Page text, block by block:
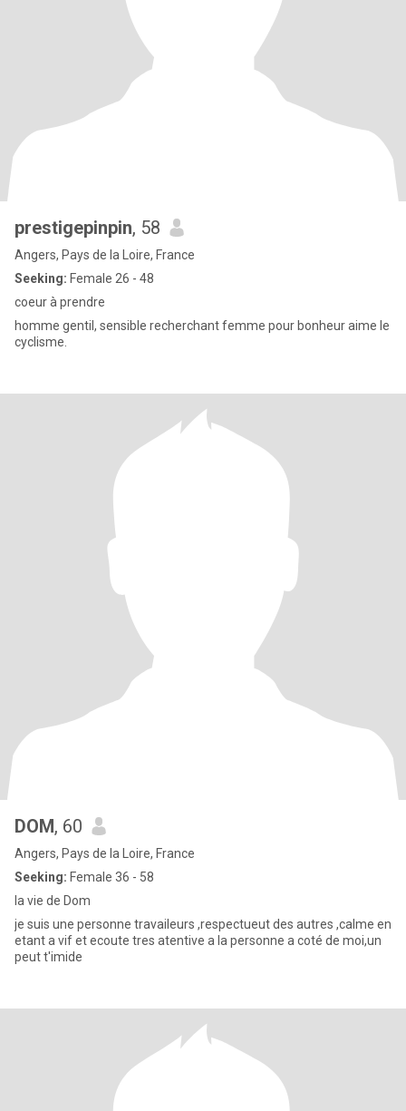
prestigepinpin, 58
Angers, Pays de la Loire, France
Seeking: Female 26 - 48
coeur à prendre
homme gentil, sensible recherchant femme pour bonheur aime le
cyclisme.
DOM, 60
Angers, Pays de la Loire, France
Seeking: Female 36 - 58
la vie de Dom
je suis une personne travaileurs ,respectueut des autres ,calme en
etant a vif et ecoute tres atentive a la personne a coté de moi,un
peut t'imide